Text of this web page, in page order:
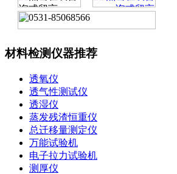
材料检测仪器推荐
透氧仪
透气性测试仪
透湿仪
蒸发残渣恒重仪
总迁移量测定仪
万能试验机
电子拉力试验机
测厚仪